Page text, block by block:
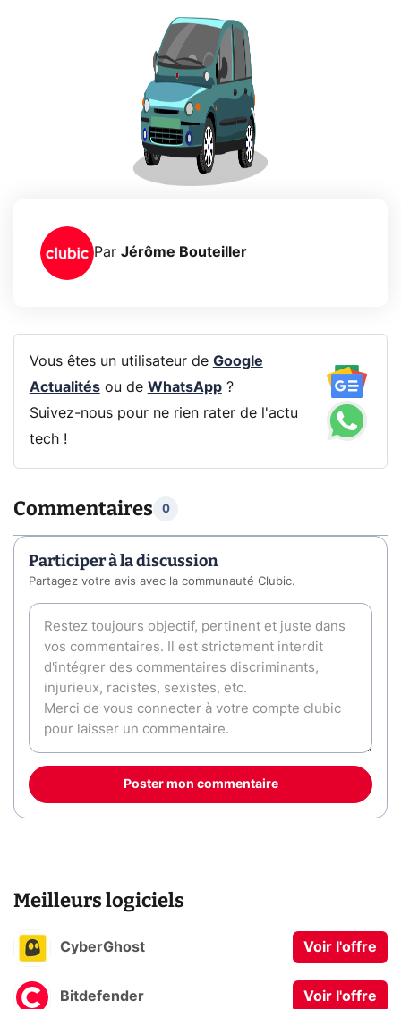
Par Jérôme Bouteiller
Vous êtes un utilisateur de Google
Actualitésou de WhatsApp?
Suivez-nous pour ne rien rater de l'actu
tech !
Commentaires 0
Participer à la discussion
Partagez votre avis avec la communauté Clubic.
Poster mon commentaire
Meilleurs logiciels
CyberGhost Voir l'offre
Bitdefender Voir l'offre